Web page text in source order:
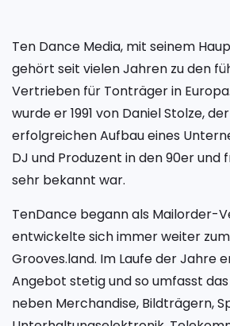
Ten Dance Media, mit seinem
gehört seit vielen Jahren zu den
Vertrieben für Tonträger in
wurde er 1991 von Daniel Stolze,
erfolgreichen Aufbau eines
DJ und Produzent in den 90er und
sehr bekannt war.
TenDance begann als Mailorder-
entwickelte sich immer weiter
Grooves.land. Im Laufe der Jahre
Angebot stetig und so umfasst
neben Merchandise, Bildträgern,